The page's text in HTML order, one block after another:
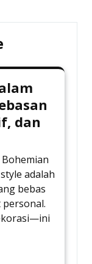
dan
Bohemian
adalah
bebas